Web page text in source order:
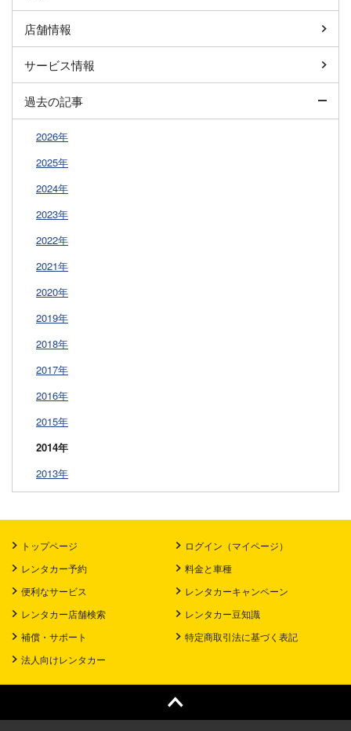
店舗情報
サービス情報
過去の記事
2026年
2025年
2024年
2023年
2022年
2021年
2020年
2019年
2018年
2017年
2016年
2015年
2014年
2013年
トップページ
ログイン（マイページ）
レンタカー予約
料金と車種
便利なサービス
レンタカーキャンペーン
レンタカー店舗検索
レンタカー豆知識
補償・サポート
特定商取引法に基づく表記
法人向けレンタカー